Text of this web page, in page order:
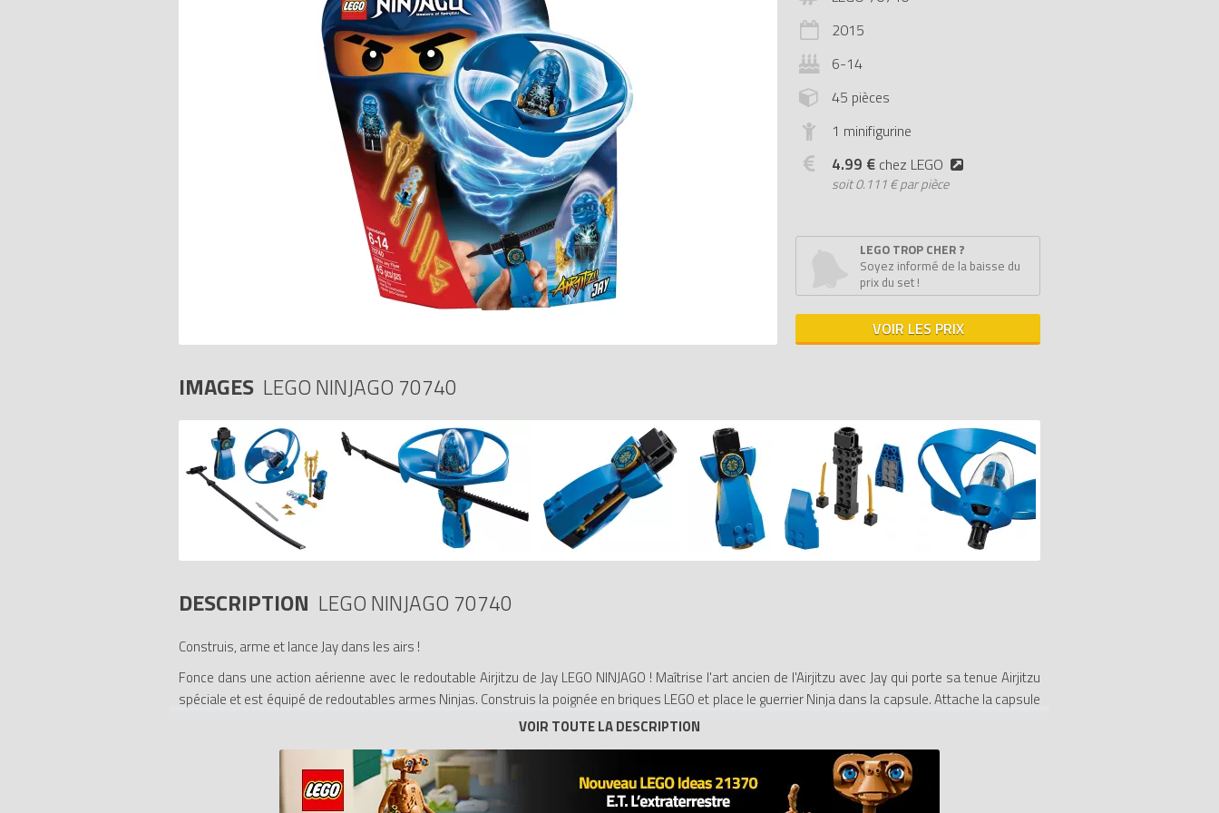
2015
6-14
45 pièces
1 minifigurine
4.99 € chez LEGO
soit0.111 € par pièce
LEGO TROP CHER ?
Soyez informé de la baisse du
prix du set !
VOIR LES PRIX
IMAGES LEGO NINJAGO 70740
DESCRIPTION LEGO NINJAGO 70740
Construis, arme et lance Jay dans les airs !
Fonce dans une action aérienne avec le redoutable Airjitzu de Jay LEGO NINJAGO ! Maîtrise l'art ancien de l'Airjitzu avec Jay qui porte sa tenue Airjitzu
spéciale et est équipé de redoutables armes Ninjas. Construis la poignée en briques LEGO et place le guerrier Ninja dans la capsule. Attache la capsule
au rotor vortex et tire sur le cordon de lancement pour envoyer Jay tourbillonner dans les airs ! Cet ensemble inclut une figurine de Jay, une poignée en
Tonnerre, 2 shurikens d'or, 2 épées et une torche Volt.
- Comprend une poignée LEGO à construire, un rotor vortex, une capsule pour figurine et un cordon de lancement